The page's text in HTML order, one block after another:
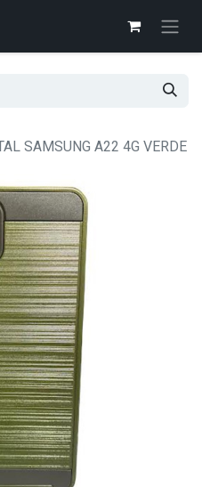
SAMSUNG A22 4G VERDE